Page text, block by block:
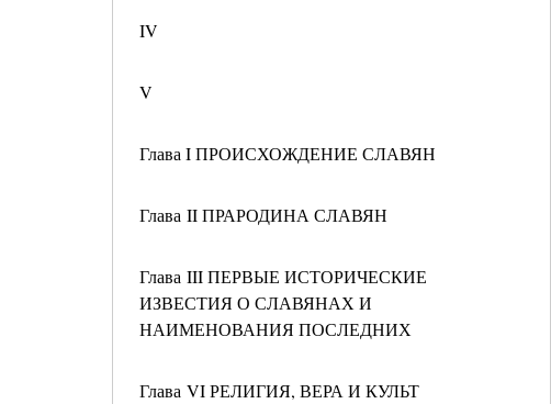
IV
V
Глава I ПРОИСХОЖДЕНИЕ СЛАВЯН
Глава II ПРАРОДИНА СЛАВЯН
Глава III ПЕРВЫЕ ИСТОРИЧЕСКИЕ
ИЗВЕСТИЯ О СЛАВЯНАХ И
НАИМЕНОВАНИЯ ПОСЛЕДНИХ
Глава VI РЕЛИГИЯ, ВЕРА И КУЛЬТ